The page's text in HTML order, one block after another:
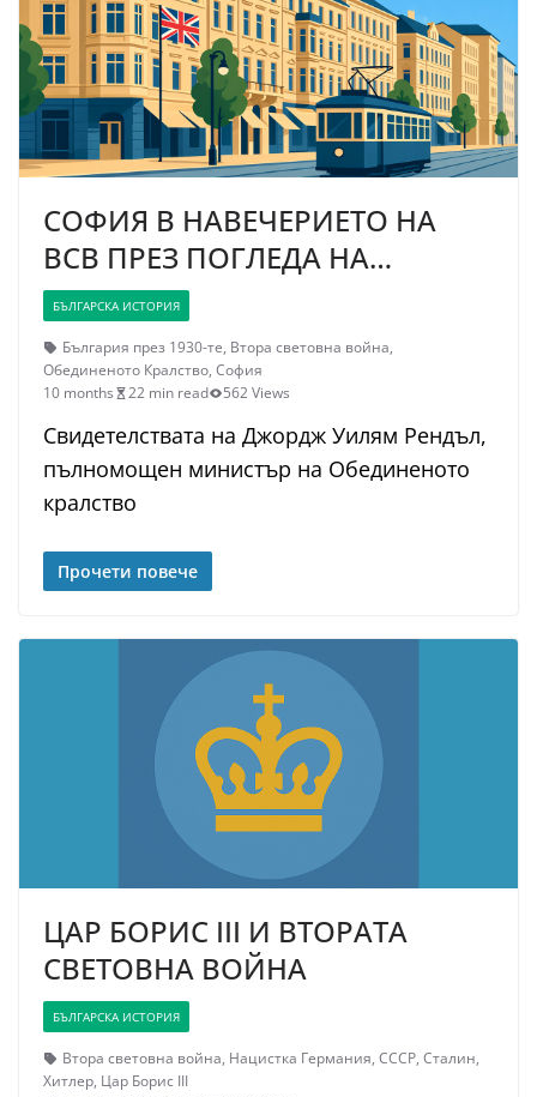
СОФИЯ В НАВЕЧЕРИЕТО НА
ВСВ ПРЕЗ ПОГЛЕДА НА…
БЪЛГАРСКА ИСТОРИЯ
България през 1930-те, Втора световна война,
Обединеното Кралство, София
10 months
22 min read 562 Views
Свидетелствата на Джордж Уилям Рендъл,
пълномощен министър на Обединеното
кралство
Прочети повече
ЦАР БОРИС III И ВТОРАТА
СВЕТОВНА ВОЙНА
БЪЛГАРСКА ИСТОРИЯ
Втора световна война, Нацистка Германия, СССР, Сталин,
Хитлер, Цар Борис III